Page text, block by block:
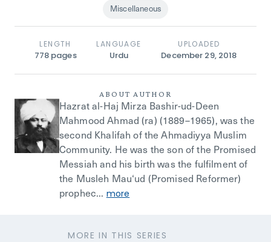
Miscellaneous
LENGTH
778 pages
LANGUAGE
Urdu
UPLOADED
December 29, 2018
ABOUT AUTHOR
Hazrat al-Haj Mirza Bashir-ud-Deen
Mahmood Ahmad (ra) (1889–1965), was the
second Khalifah of the Ahmadiyya Muslim
Community. He was the son of the Promised
Messiah and his birth was the fulfilment of
the Musleh Mau‘ud (Promised Reformer)
prophec... more
MORE IN THIS SERIES